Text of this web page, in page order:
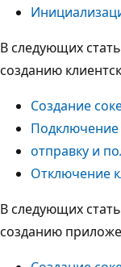
В следующих
созданию
Создание
Подключение
отправку и
Отключение
В следующих
созданию